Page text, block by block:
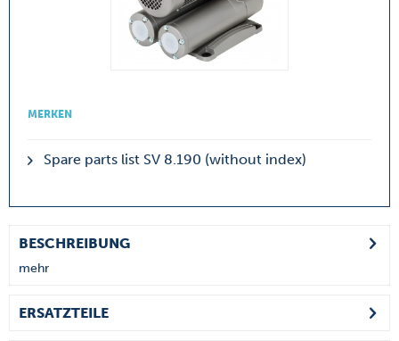
MERKEN
Spare parts list SV 8.190 (without index)
BESCHREIBUNG
mehr
ERSATZTEILE